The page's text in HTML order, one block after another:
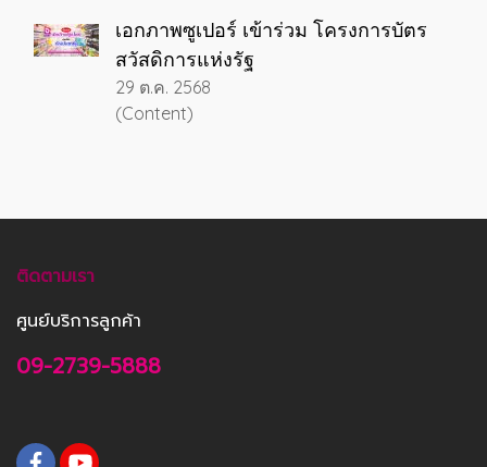
เอกภาพซูเปอร์ เข้าร่วม โครงการบัตร
สวัสดิการแห่งรัฐ
29 ต.ค. 2568
(Content)
ติดตามเรา
ศูนย์บริการลูกค้า
09-2739-5888